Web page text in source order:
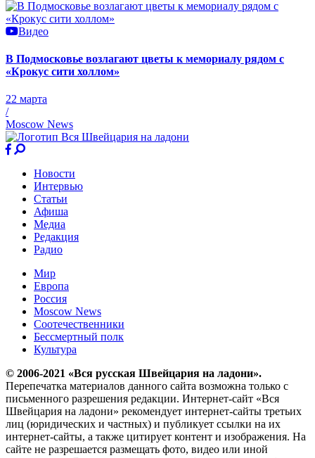
Видео
В Подмосковье возлагают цветы к мемориалу рядом с
«Крокус сити холлом»
22 марта
/
Moscow News
Новости
Интервью
Статьи
Афиша
Медиа
Редакция
Радио
Мир
Европа
Россия
Moscow News
Соотечественники
Бессмертный полк
Культура
© 2006-2021 «Вся русская Швейцария на ладони».
Перепечатка материалов данного сайта возможна только с
письменного разрешения редакции. Интернет-сайт «Вся
Швейцария на ладони» рекомендует интернет-сайты третьих
лиц (юридических и частных) и публикует ссылки на их
интернет-сайты, а также цитирует контент и изображения. На
сайте не разрешается размещать фото, видео или иной